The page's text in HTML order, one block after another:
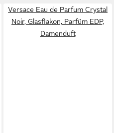
Versace Eau de Parfum Crystal
Noir, Glasflakon, Parfüm EDP,
Damenduft